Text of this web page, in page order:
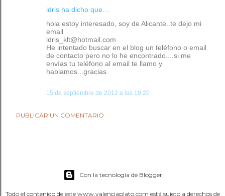
idris ha dicho que…
hola estoy interesado, soy de Alicante..te dejo mi
email
idris_klt@hotmail.com
He intentado buscar en el blog un teléfono o email
de contacto pero no lo he encontrado....si me
envías tu teléfono al email te llamo y
hablamos...gracias
15 de septiembre de 2012 a las 19:20
PUBLICAR UN COMENTARIO
Con la tecnología de Blogger
Todo el contenido de este www.valenciaplato.com está sujeto a derechos de